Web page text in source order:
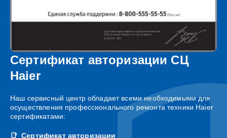
Сертификат авторизации СЦ
Haier
Наш сервисный центр обладает всеми необходимыми для
осуществления профессионального ремонта техники Haier
сертификатами:
Сертификат авторизации